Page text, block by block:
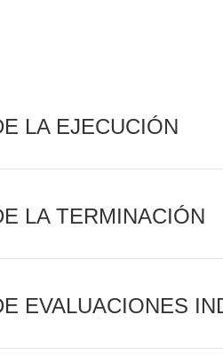
LA EJECUCIÓN
LA TERMINACIÓN
EVALUACIONES